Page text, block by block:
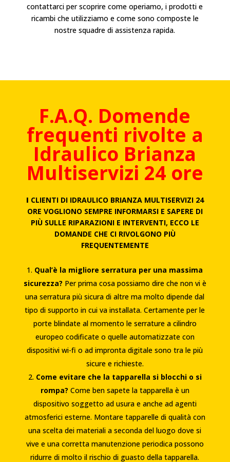
contattarci per scoprire come operiamo, i prodotti e
ricambi che utilizziamo e come sono composte le
nostre squadre di assistenza rapida.
F.A.Q. Domende
frequenti rivolte a
Idraulico Brianza
Multiservizi 24 ore
I CLIENTI DI IDRAULICO BRIANZA MULTISERVIZI 24
ORE VOGLIONO SEMPRE INFORMARSI E SAPERE DI
PIÙ SULLE RIPARAZIONI E INTERVENTI, ECCO LE
DOMANDE CHE CI RIVOLGONO PIÙ
FREQUENTEMENTE
Qual’è la migliore serratura per una massima
sicurezza? Per prima cosa possiamo dire che non vi è
una serratura più sicura di altre ma molto dipende dal
tipo di supporto in cui va installata. Certamente per le
porte blindate al momento le serrature a cilindro
europeo codificate o quelle automatizzate con
dispositivi wi-fi o ad impronta digitale sono tra le più
sicure e richieste.
Come evitare che la tapparella si blocchi o si
rompa? Come ben sapete la tapparella è un
dispositivo soggetto ad usura e anche ad agenti
atmosferici esterne. Montare tapparelle di qualità con
una scelta dei materiali a seconda del luogo dove si
vive e una corretta manutenzione periodica possono
ridurre di molto il rischio di guasto della tapparella.